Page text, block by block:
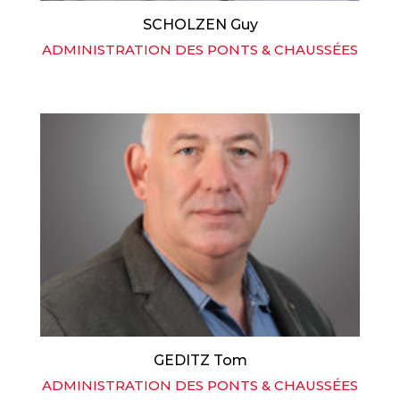
SCHOLZEN Guy
ADMINISTRATION DES PONTS & CHAUSSÉES
GEDITZ Tom
ADMINISTRATION DES PONTS & CHAUSSÉES